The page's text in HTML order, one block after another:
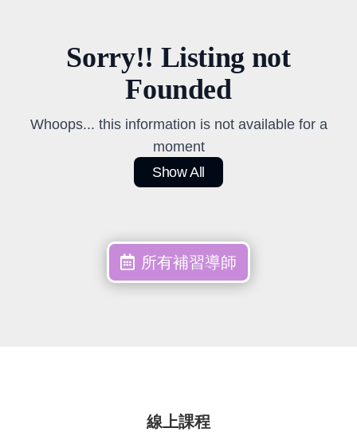
Sorry!! Listing not
Founded
Whoops... this information is not available for a
moment
Show All
所有補習導師
線上課程